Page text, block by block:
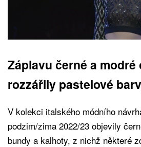
Záplavu černé a modré
rozzářily pastelové
V kolekci italského módního
podzim/zima 2022/23 objevily
bundy a kalhoty, z nichž některé